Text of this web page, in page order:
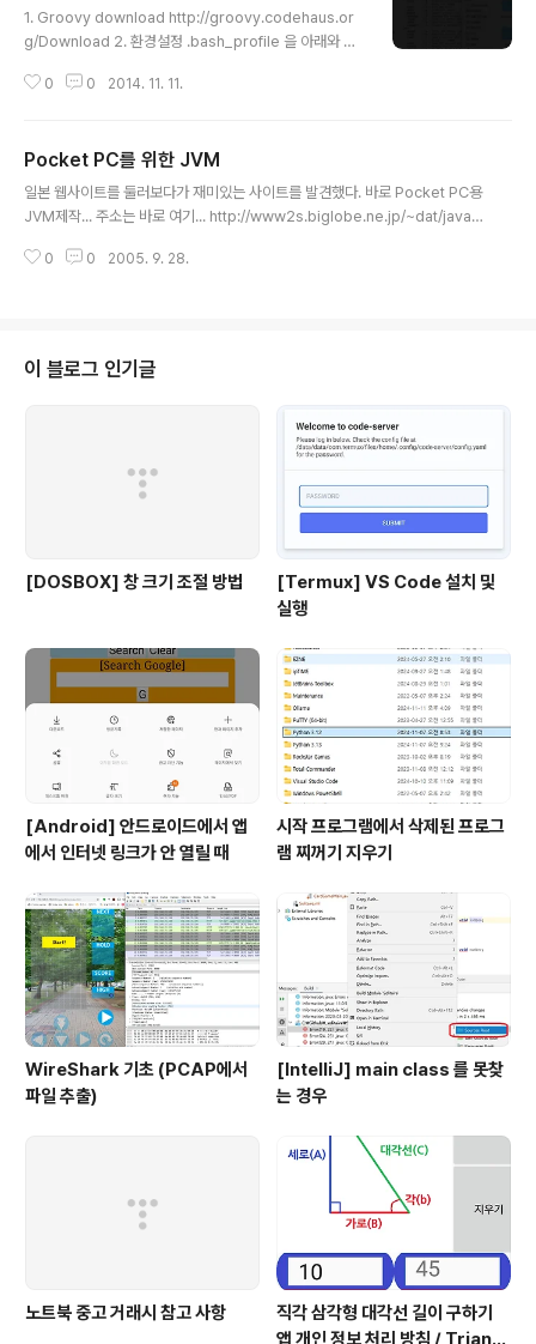
orld.jar * Referencehttp://sdkman.io/install.html
https://kotlinla..
1. Groovy download http://groovy.codehaus.or
g/Download 2. 환경설정 .bash_profile 을 아래와 같
ole 실행결과
0 0 2014. 11. 11.
Pocket PC를 위한 JVM
일본 웹사이트를 둘러보다가 재미있는 사이트를 발견했다. 바로 Pocket PC용
JVM제작... 주소는 바로 여기... http://www2s.biglobe.ne.jp/~dat/java/
0 0 2005. 9. 28.
이 블로그 인기글
[DOSBOX] 창 크기 조절 방법
[Termux] VS Code 설치 및
실행
[Android] 안드로이드에서 앱
에서 인터넷 링크가 안 열릴 때
시작 프로그램에서 삭제된 프로그
램 찌꺼기 지우기
WireShark 기초 (PCAP에서
파일 추출)
[IntelliJ] main class 를 못찾
는 경우
노트북 중고 거래시 참고 사항
직각 삼각형 대각선 길이 구하기